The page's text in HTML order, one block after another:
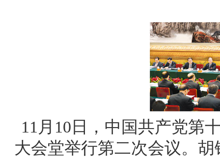
11月10日，中国共产党第
大会堂举行第二次会议。